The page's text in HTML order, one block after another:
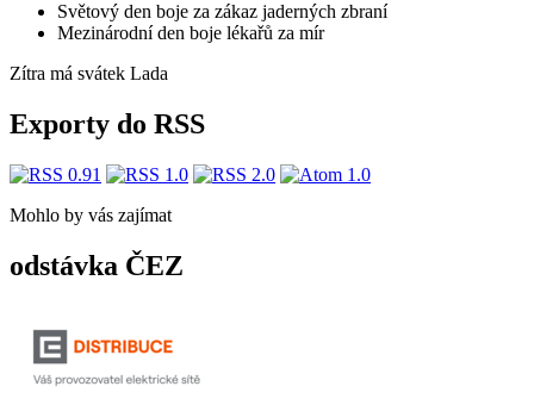
Světový den boje za zákaz jaderných zbraní
Mezinárodní den boje lékařů za mír
Zítra má svátek Lada
Exporty do RSS
Mohlo by vás zajímat
odstávka ČEZ